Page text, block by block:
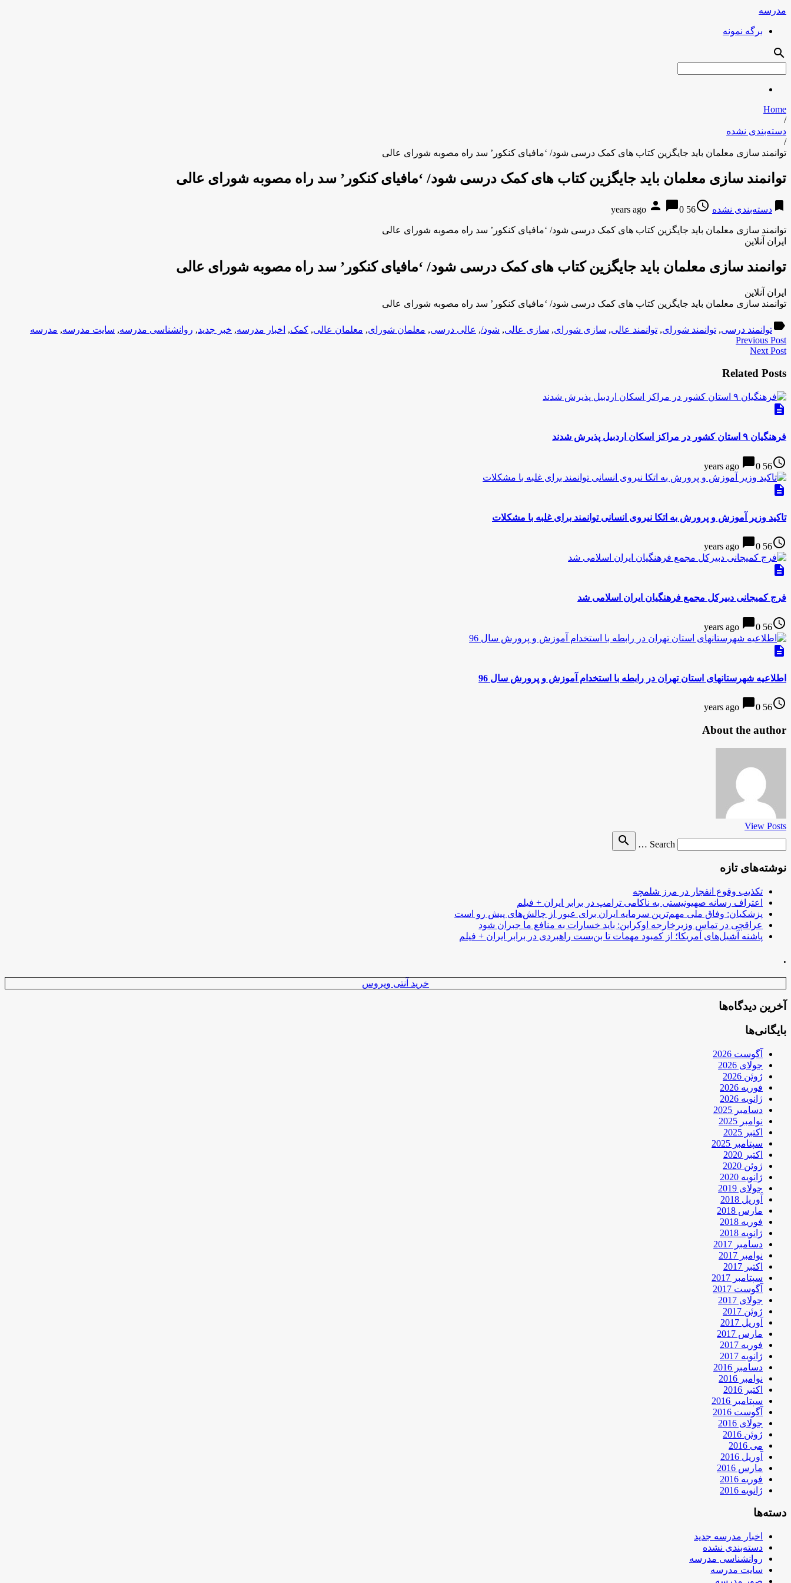
مدرسه
برگه نمونه
search
Home
/
دسته‌بندی نشده
/
توانمند سازی معلمان باید جایگزین کتاب های کمک درسی شود/ ‘مافیای کنکور’ سد راه مصوبه شورای عالی
توانمند سازی معلمان باید جایگزین کتاب های کمک درسی شود/ ‘مافیای کنکور’ سد راه مصوبه شورای عالی
bookmark دسته‌بندی نشده access_time
56 years ago
person chat_bubble0
توانمند سازی معلمان باید جایگزین کتاب های کمک درسی شود/ ‘مافیای کنکور’ سد راه مصوبه شورای عالی
ایران آنلاین
توانمند سازی معلمان باید جایگزین کتاب های کمک درسی شود/ ‘مافیای کنکور’ سد راه مصوبه شورای عالی
ایران آنلاین
توانمند سازی معلمان باید جایگزین کتاب های کمک درسی شود/ ‘مافیای کنکور’ سد راه مصوبه شورای عالی
labelتوانمند درسی, توانمند شورای, توانمند عالی, سازی شورای, سازی عالی, شود/, عالی درسی, معلمان شورای, معلمان عالی, کمک, اخبار مدرسه, خبر جدید, روانشناسی مدرسه, سایت مدرسه, مدرسه
Previous Post
Next Post
Related Posts
description
فرهنگیان ۹ استان کشور در مراکز اسکان اردبیل پذیرش شدند
access_time
56 years ago
chat_bubble0
description
تاکید وزیر آموزش و پرورش به اتکا نیروی انسانی توانمند برای غلبه با مشکلات
access_time
56 years ago
chat_bubble0
description
فرج کمیجانی دبیرکل مجمع فرهنگیان ایران اسلامی شد
access_time
56 years ago
chat_bubble0
description
اطلاعیه شهرستانهای استان تهران در رابطه با استخدام آموزش و پرورش سال 96
access_time
56 years ago
chat_bubble0
About the author
View Posts
Search …
search
نوشته‌های تازه
تکذیب وقوع انفجار در مرز شلمچه
اعتراف رسانه صهیونیستی به ناکامی ترامپ در برابر ایران + فیلم
پزشکیان: وفاق ملی مهم‌ترین سرمایه ایران برای عبور از چالش‌های پیش رو است
عراقچی در تماس وزیرخارجه اوکراین: باید خسارات به منافع ما جبران شود
پاشنه آشیل‌های آمریکا؛ از کمبود مهمات تا بن‌بست راهبردی در برابر ایران + فیلم
.
خرید آنتی ویروس
آخرین دیدگاه‌ها
بایگانی‌ها
آگوست 2026
جولای 2026
ژوئن 2026
فوریه 2026
ژانویه 2026
دسامبر 2025
نوامبر 2025
اکتبر 2025
سپتامبر 2025
اکتبر 2020
ژوئن 2020
ژانویه 2020
جولای 2019
آوریل 2018
مارس 2018
فوریه 2018
ژانویه 2018
دسامبر 2017
نوامبر 2017
اکتبر 2017
سپتامبر 2017
آگوست 2017
جولای 2017
ژوئن 2017
آوریل 2017
مارس 2017
فوریه 2017
ژانویه 2017
دسامبر 2016
نوامبر 2016
اکتبر 2016
سپتامبر 2016
آگوست 2016
جولای 2016
ژوئن 2016
می 2016
آوریل 2016
مارس 2016
فوریه 2016
ژانویه 2016
دسته‌ها
اخبار مدرسه جدید
دسته‌بندی نشده
روانشناسی مدرسه
سایت مدرسه
صور مدرسه